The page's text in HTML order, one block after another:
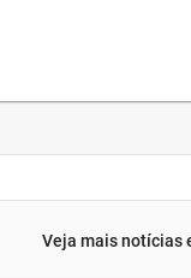
Veja mais notícias